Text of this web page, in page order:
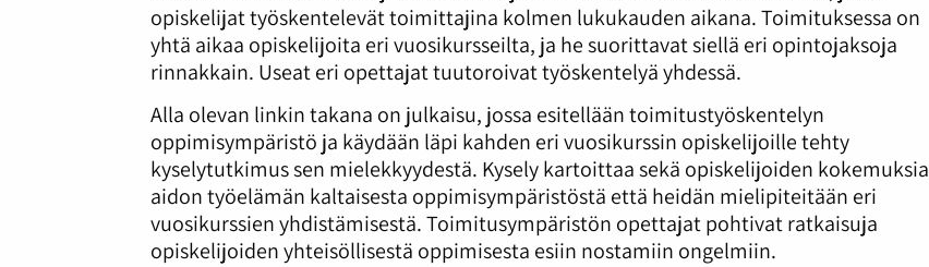
opiskelijat työskentelevät toimittajina kolmen lukukauden aikana. Toimituksessa on
yhtä aikaa opiskelijoita eri vuosikursseilta, ja he suorittavat siellä eri opintojaksoja
rinnakkain. Useat eri opettajat tuutoroivat työskentelyä yhdessä.
Alla olevan linkin takana on julkaisu, jossa esitellään toimitustyöskentelyn
oppimisympäristö ja käydään läpi kahden eri vuosikurssin opiskelijoille tehty
kyselytutkimus sen mielekkyydestä. Kysely kartoittaa sekä opiskelijoiden kokemuksia
aidon työelämän kaltaisesta oppimisympäristöstä että heidän mielipiteitään eri
vuosikurssien yhdistämisestä. Toimitusympäristön opettajat pohtivat ratkaisuja
opiskelijoiden yhteisöllisestä oppimisesta esiin nostamiin ongelmiin.